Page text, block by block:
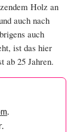
Holz an
auch nach
auch
ist das hier
ab 25 Jahren.
.